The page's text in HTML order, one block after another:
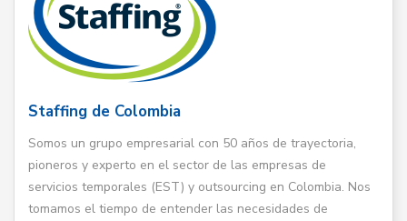
Staffing de Colombia
Somos un grupo empresarial con 50 años de trayectoria,
pioneros y experto en el sector de las empresas de
servicios temporales (EST) y outsourcing en Colombia. Nos
tomamos el tiempo de entender las necesidades de